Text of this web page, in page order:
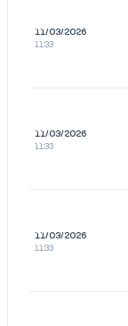
11/03/2026
11:33
11/03/2026
11:33
11/03/2026
11:33